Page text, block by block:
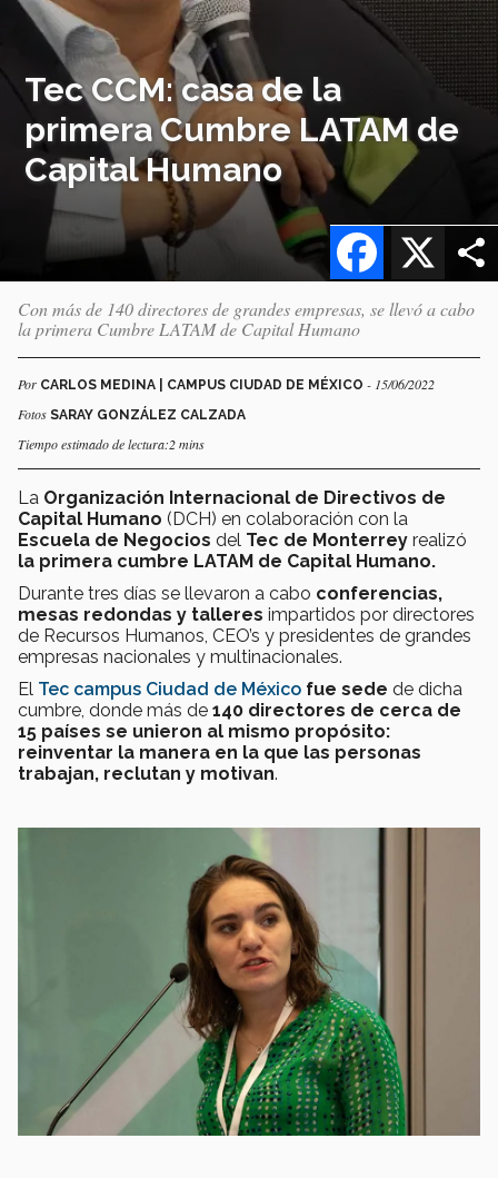
Tec CCM: casa de la
primera Cumbre LATAM de
Capital Humano
X
Facebook
Con más de 140 directores de grandes empresas, se llevó a cabo
la primera Cumbre LATAM de Capital Humano
Por CARLOS MEDINA | CAMPUS CIUDAD DE MÉXICO - 15/06/2022
Fotos SARAY GONZÁLEZ CALZADA
Tiempo estimado de lectura:2 mins
La Organización Internacional de Directivos de
Capital Humano (DCH) en colaboración con la
Escuela de Negocios del Tec de Monterrey realizó
la primera cumbre LATAM de Capital Humano.
Durante tres días se llevaron a cabo conferencias,
mesas redondas y talleres impartidos por directores
de Recursos Humanos, CEO’s y presidentes de grandes
empresas nacionales y multinacionales.
El Tec campus Ciudad de México fue sede de dicha
cumbre, donde más de 140 directores de cerca de
15 países se unieron al mismo propósito:
reinventar la manera en la que las personas
trabajan, reclutan y motivan.